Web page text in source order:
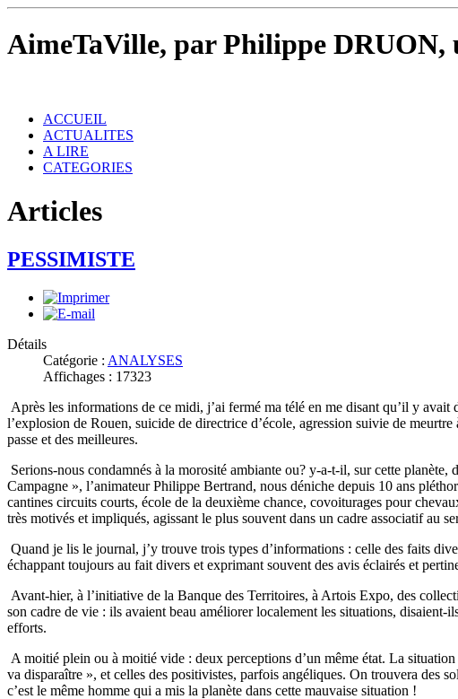
AimeTaVille, par Philippe DRUON,
ACCUEIL
ACTUALITES
A LIRE
CATEGORIES
Articles
PESSIMISTE
Détails
Catégorie : ANALYSES
Affichages : 17323
Après les informations de ce midi, j’ai fermé ma télé en me disant qu’il y
l’explosion de Rouen, suicide de directrice d’école, agression suivie de
passe et des meilleures.
Serions-nous condamnés à la morosité ambiante ou? y-a-t-il, sur cette
Campagne », l’animateur Philippe Bertrand, nous déniche depuis 10 ans
cantines circuits courts, école de la deuxième chance, covoiturages pour
très motivés et impliqués, agissant le plus souvent dans un cadre associatif au
Quand je lis le journal, j’y trouve trois types d’informations : celle des faits
échappant toujours au fait divers et exprimant souvent des avis éclairés et
Avant-hier, à l’initiative de la Banque des Territoires, à Artois Expo, des
son cadre de vie : ils avaient beau améliorer localement les situations,
efforts.
A moitié plein ou à moitié vide : deux perceptions d’un même état. La
va disparaître », et celles des positivistes, parfois angéliques. On trouvera des
c’est le même homme qui a mis la planète dans cette mauvaise situation !